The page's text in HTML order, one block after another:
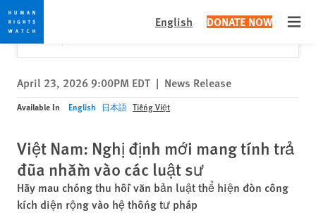
Skip
to
cookie
privacy
notice
Skip
to
main
content
English DONATE NOW
Would you like to read this page in English?
Yes
✕
April 23, 2026 9:00PM EDT | News Release
Available In English 日本語 Tiếng Việt
Việt Nam: Nghị định mới mang tính trả
đũa nhằm vào các luật sư
Hãy mau chóng thu hồi văn bản luật thể hiện đòn công
kích diện rộng vào hệ thống tư pháp